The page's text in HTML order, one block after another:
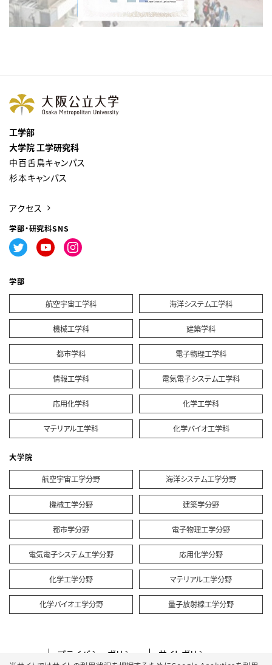
工学部
大学院 工学研究科
中百舌鳥キャンパス
杉本キャンパス
アクセス
学部・研究科SNS
学部
航空宇宙工学科 海洋システム工学科
機械工学科 建築学科
都市学科 電子物理工学科
情報工学科 電気電子システム工学科
応用化学科 化学工学科
マテリアル工学科 化学バイオ工学科
大学院
航空宇宙工学分野 海洋システム工学分野
機械工学分野 建築学分野
都市学分野 電子物理工学分野
電気電子システム工学分野 応用化学分野
化学工学分野 マテリアル工学分野
化学バイオ工学分野 量子放射線工学分野
プライバシーポリシー サイトポリシー